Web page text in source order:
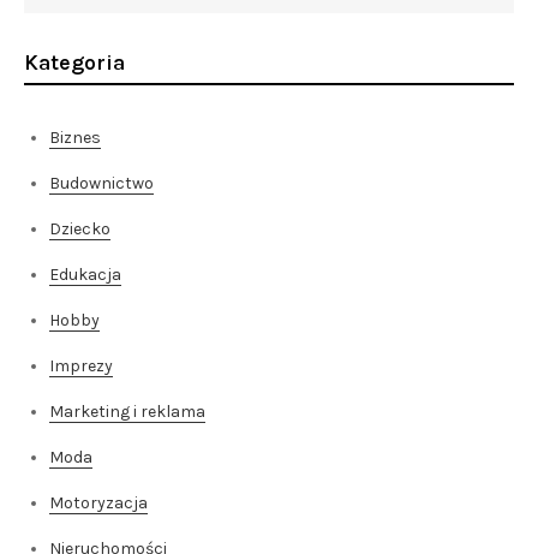
Kategoria
Biznes
Budownictwo
Dziecko
Edukacja
Hobby
Imprezy
Marketing i reklama
Moda
Motoryzacja
Nieruchomości